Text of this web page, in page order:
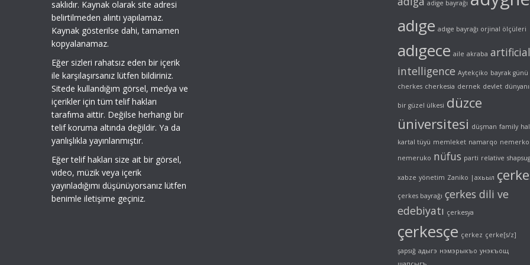
saklıdır. Kaynak olarak site adresi
belirtilmeden alıntı yapılamaz.
Kaynak gösterilse dahi, tamamen
kopyalanamaz.
Eğer sizleri rahatsız eden bir içerik
ile karşılaşırsanız lütfen bildiriniz.
Sitede kullandığım görsel, medya ve
içerikler için tüm telif hakları
tarafıma aittir. Değilse herhangi bir
telif koruma altında değildir. Ya da
yanlışlıkla yayınlanmıştır.
Eğer telif hakları size ait bir görsel,
video, müzik veya içerik
yayınladığımı düşünüyorsanız lütfen
benimle iletişime geçiniz.
adige bayrağı
adıge adıge bayrağı orjinal ölçüleri
adıgece aile akraba artificial
intelligence Aytekçiko bayrak günü
cherkes cherkesia dernek devlet
bir güzel ülkesi düzce
üniversitesi düşman family
kartal tüyü memleket namarqo nemerko
nemeruko nüfus parti relative
xabze yönetim Zaniko |ахьыл
çerkes bayrağı çerkes dili ve
edebiyatı çerkesya
çerkesçe çerkez çerke[s/z]
şapsığ адыгэ нэмэрыкъо унэкъощ